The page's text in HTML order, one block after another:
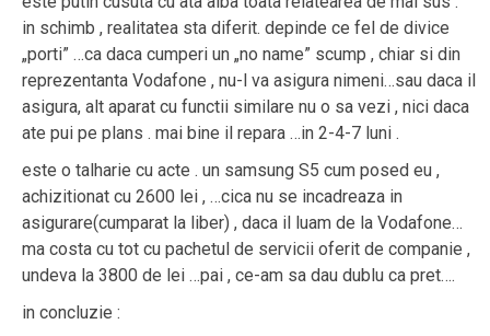
in schimb , realitatea sta diferit. depinde ce fel de divice
„porti” …ca daca cumperi un „no name” scump , chiar si din
reprezentanta Vodafone , nu-l va asigura nimeni…sau daca il
asigura, alt aparat cu functii similare nu o sa vezi , nici daca
ate pui pe plans . mai bine il repara …in 2-4-7 luni .
este o talharie cu acte . un samsung S5 cum posed eu ,
achizitionat cu 2600 lei , …cica nu se incadreaza in
asigurare(cumparat la liber) , daca il luam de la Vodafone…
ma costa cu tot cu pachetul de servicii oferit de companie ,
undeva la 3800 de lei …pai , ce-am sa dau dublu ca pret….
in concluzie :